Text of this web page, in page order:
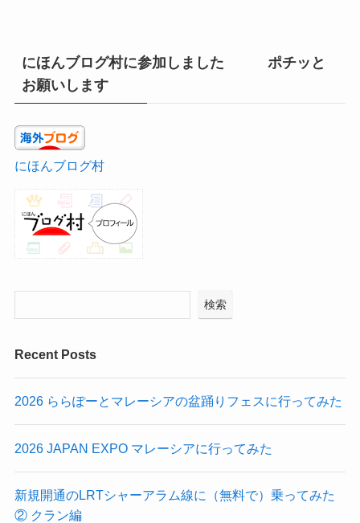
にほんブログ村に参加しました ポチッと
お願いします
にほんブログ村
検索
Recent Posts
2026 ららぽーとマレーシアの盆踊りフェスに行ってみた
2026 JAPAN EXPO マレーシアに行ってみた
新規開通のLRTシャーアラム線に（無料で）乗ってみた
② クラン編